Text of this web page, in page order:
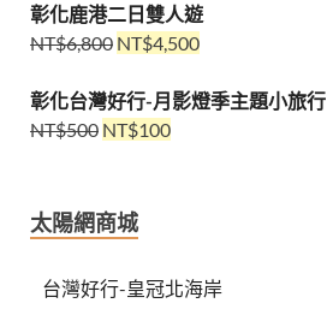
彰化鹿港二日雙人遊
NT$6,800 NT$4,500
彰化台灣好行-月影燈季主題小旅行
NT$500 NT$100
太陽網商城
台灣好行-皇冠北海岸